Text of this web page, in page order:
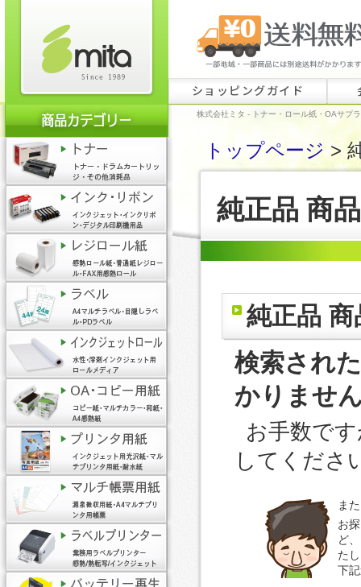
ショッピングガイド
株式会社ミタ - トナー・ロール紙・OAサプ
トップページ>
純正品 商
純正品 商
検索され
かりませ
お手数で
してくださ
ま
お
ど
た
下